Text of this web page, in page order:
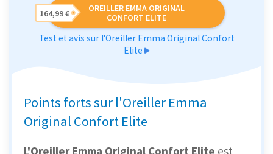
OREILLER EMMA ORIGINAL
CONFORT ELITE
164,99 €
Test et avis sur l'Oreiller Emma Original Confort
Elite
Points forts sur l'Oreiller Emma
Original Confort Elite
L'Oreiller Emma Original Confort Elite est